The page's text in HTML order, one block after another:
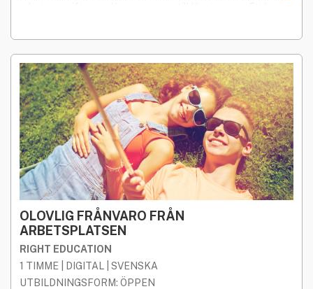
OLOVLIG FRÅNVARO FRÅN
ARBETSPLATSEN
RIGHT EDUCATION
1 TIMME | DIGITAL | SVENSKA
UTBILDNINGSFORM: ÖPPEN